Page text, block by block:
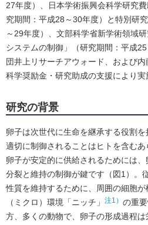
27年度）、日本学術振興会科学研究
究期間：平成28～30年度）と特別研
～29年度）、文部科学省新学術領域
システムの制御」（研究期間：平成
団井上リサーチアウォード、および
科学奨励金・研究助成の支援により実
研究の背景
卵子は次世代に生命を継承する役割
適切に制御されることはヒトを含むあ
卵子が安定的に供給されるためには
分裂と維持の制御が鍵です（図1）。
性質を維持するために、周囲の細胞
（ミクロ）環境「ニッチ」 注1） の重
方、多くの動物で、卵子の形成過程